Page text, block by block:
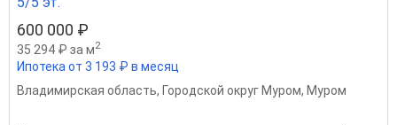
600 000 ₽
35 294 ₽ за м2
Ипотека от 3 193 ₽ в месяц
Владимирская область, Городской округ Муром, Муром